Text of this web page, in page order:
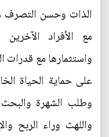
الذات وحسن التصرف
مع الأفراد
واستثمارها مع قدرات
على حماية الحياة
وطلب الشهرة
واللهث وراء الربح